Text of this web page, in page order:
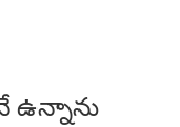
ఉన్నాను